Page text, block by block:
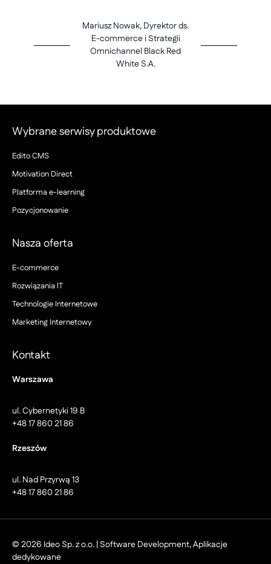
Mariusz Nowak, Dyrektor ds.
E-commerce i Strategii
Omnichannel Black Red
White S.A.
Wybrane serwisy produktowe
Edito CMS
Motivation Direct
Platforma e-learning
Pozycjonowanie
Nasza oferta
E-commerce
Rozwiązania IT
Technologie Internetowe
Marketing Internetowy
Kontakt
Warszawa
ul. Cybernetyki 19 B
+48 17 860 21 86
Rzeszów
ul. Nad Przyrwą 13
+48 17 860 21 86
© 2026 Ideo Sp. z o.o. | Software Development, Aplikacje
dedykowane